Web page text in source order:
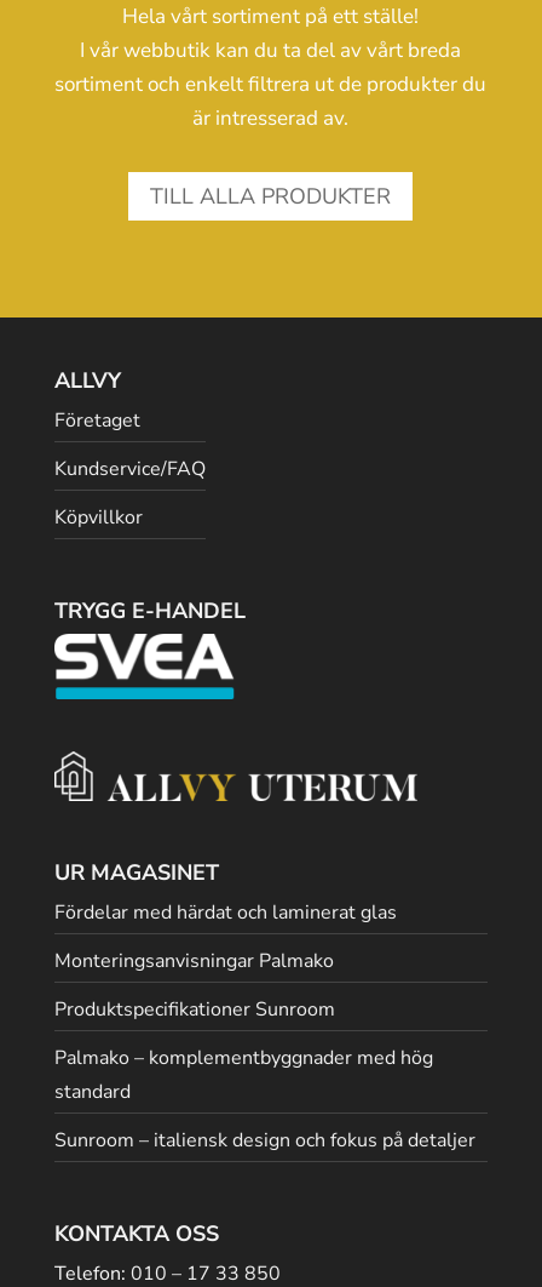
Hela vårt sortiment på ett ställe!
I vår webbutik kan du ta del av vårt breda
sortiment och enkelt filtrera ut de produkter du
är intresserad av.
TILL ALLA PRODUKTER
ALLVY
Företaget
Kundservice/FAQ
Köpvillkor
TRYGG E-HANDEL
UR MAGASINET
Fördelar med härdat och laminerat glas
Monteringsanvisningar Palmako
Produktspecifikationer Sunroom
Palmako – komplementbyggnader med hög
standard
Sunroom – italiensk design och fokus på detaljer
KONTAKTA OSS
Telefon: 010 – 17 33 850